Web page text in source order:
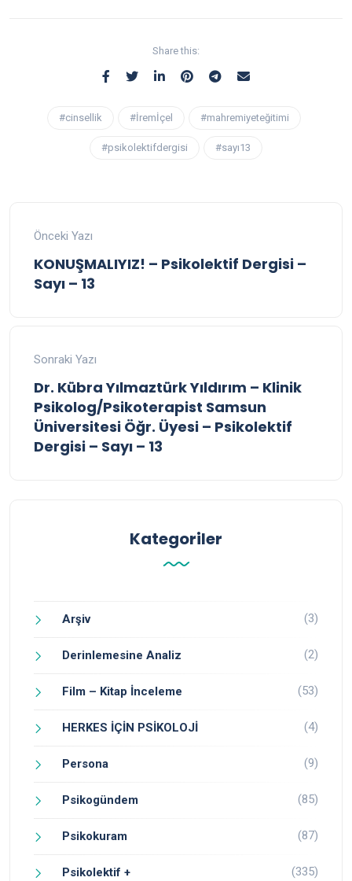
Share this:
#cinsellik #İremİçel #mahremiyeteğitimi
#psikolektifdergisi #sayı13
Önceki Yazı
KONUŞMALIYIZ! – Psikolektif Dergisi –
Sayı – 13
Sonraki Yazı
Dr. Kübra Yılmaztürk Yıldırım – Klinik
Psikolog/Psikoterapist Samsun
Üniversitesi Öğr. Üyesi – Psikolektif
Dergisi – Sayı – 13
Kategoriler
Arşiv (3)
Derinlemesine Analiz (2)
Film – Kitap İnceleme (53)
HERKES İÇİN PSİKOLOJİ (4)
Persona (9)
Psikogündem (85)
Psikokuram (87)
Psikolektif + (335)